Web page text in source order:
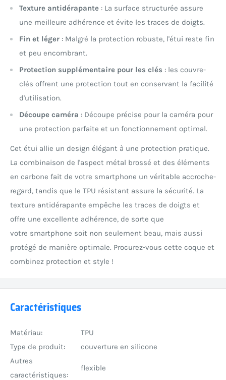
Texture antidérapante : La surface structurée assure
une meilleure adhérence et évite les traces de doigts.
Fin et léger : Malgré la protection robuste, l'étui reste fin
et peu encombrant.
Protection supplémentaire pour les clés : les couvre-
clés offrent une protection tout en conservant la facilité
d'utilisation.
Découpe caméra : Découpe précise pour la caméra pour
une protection parfaite et un fonctionnement optimal.
Cet étui allie un design élégant à une protection pratique.
La combinaison de l'aspect métal brossé et des éléments
en carbone fait de votre smartphone un véritable accroche-
regard, tandis que le TPU résistant assure la sécurité. La
texture antidérapante empêche les traces de doigts et
offre une excellente adhérence, de sorte que
votre smartphone soit non seulement beau, mais aussi
protégé de manière optimale. Procurez-vous cette coque et
combinez protection et style !
Caractéristiques
Matériau:
TPU
Type de produit:
couverture en silicone
Autres
caractéristiques:
flexible